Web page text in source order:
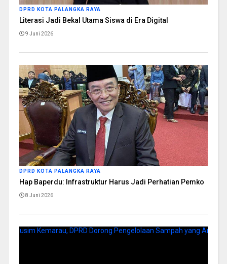
DPRD KOTA PALANGKA RAYA
Literasi Jadi Bekal Utama Siswa di Era Digital
9 Juni 2026
DPRD KOTA PALANGKA RAYA
Hap Baperdu: Infrastruktur Harus Jadi Perhatian Pemko
8 Juni 2026